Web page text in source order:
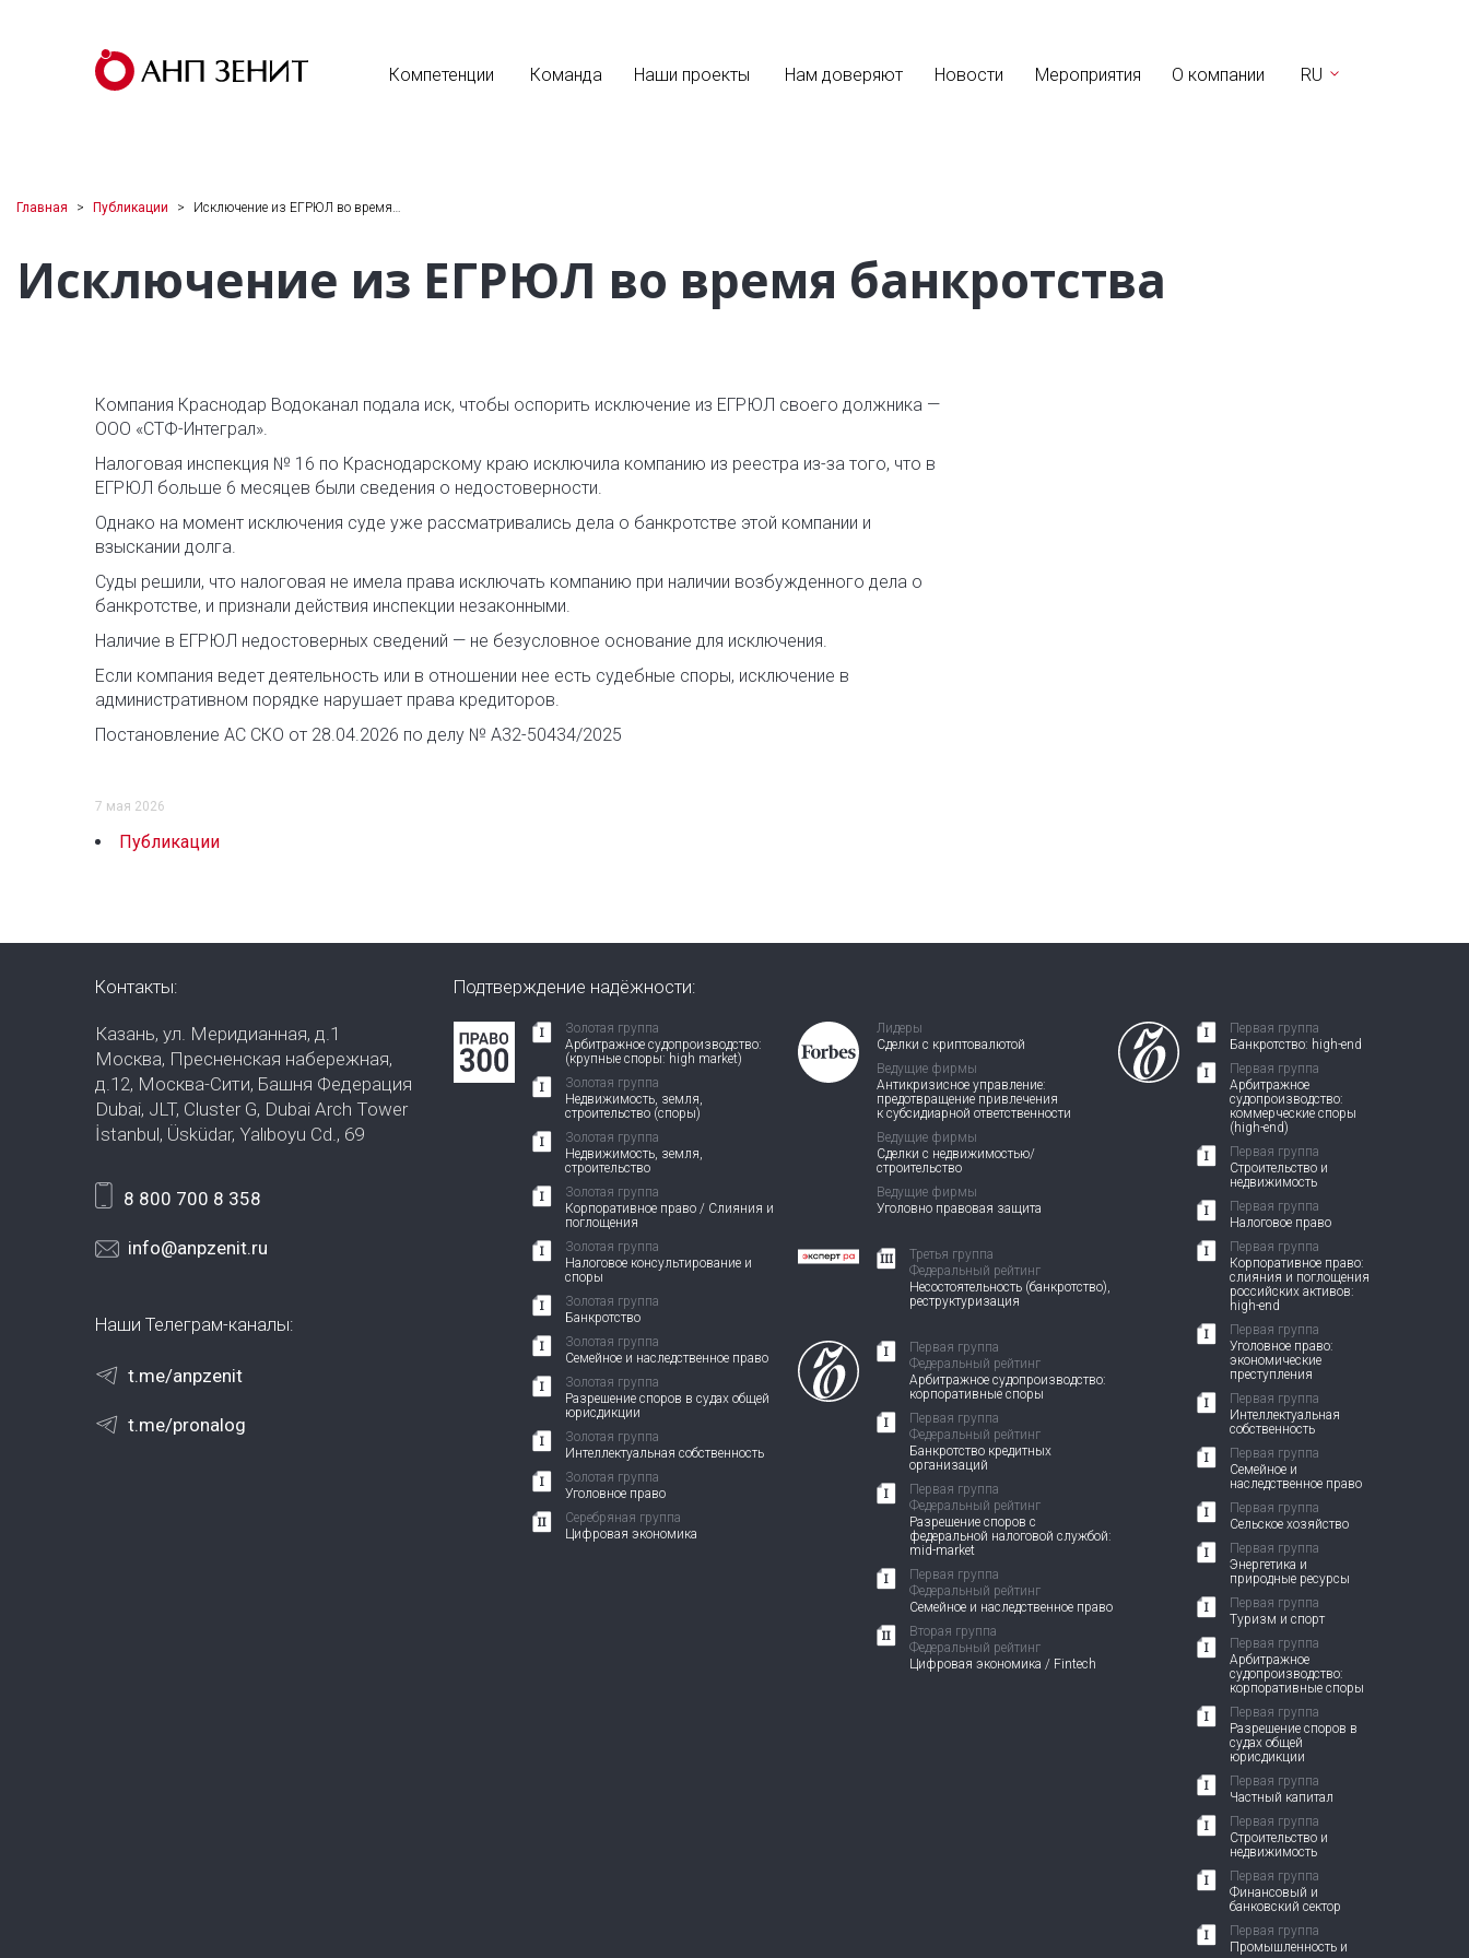
Компетенции Команда Наши проекты Нам доверяют Новости Мероприятия О компании RU
Главная Публикации Исключение из ЕГРЮЛ во время…
Исключение из ЕГРЮЛ во время банкротства
Компания Краснодар Водоканал подала иск, чтобы оспорить исключение из ЕГРЮЛ своего должника —
ООО «СТФ-Интеграл».
Налоговая инспекция № 16 по Краснодарскому краю исключила компанию из реестра из-за того, что в
ЕГРЮЛ больше 6 месяцев были сведения о недостоверности.
Однако на момент исключения суде уже рассматривались дела о банкротстве этой компании и
взыскании долга.
Суды решили, что налоговая не имела права исключать компанию при наличии возбужденного дела о
банкротстве, и признали действия инспекции незаконными.
Наличие в ЕГРЮЛ недостоверных сведений — не безусловное основание для исключения.
Если компания ведет деятельность или в отношении нее есть судебные споры, исключение в
административном порядке нарушает права кредиторов.
Постановление АС СКО от 28.04.2026 по делу № А32-50434/2025
7 мая 2026
Публикации
Контакты:
Казань, ул. Меридианная, д.1
Москва, Пресненская набережная,
д.12, Москва-Сити, Башня Федерация
Dubai, JLT, Cluster G, Dubai Arch Tower
İstanbul, Üsküdar, Yalıboyu Cd., 69
8 800 700 8 358
info@anpzenit.ru
Наши Телеграм-каналы:
t.me/anpzenit
t.me/pronalog
Подтверждение надёжности:
Золотая группа
Арбитражное судопроизводство:
(крупные споры: high market)
Золотая группа
Недвижимость, земля,
строительство (споры)
Золотая группа
Недвижимость, земля,
строительство
Золотая группа
Корпоративное право / Слияния и
поглощения
Золотая группа
Налоговое консультирование и
споры
Золотая группа
Банкротство
Золотая группа
Семейное и наследственное право
Золотая группа
Разрешение споров в судах общей
юрисдикции
Золотая группа
Интеллектуальная собственность
Золотая группа
Уголовное право
Серебряная группа
Цифровая экономика
Лидеры
Сделки с криптовалютой
Ведущие фирмы
Антикризисное управление:
предотвращение привлечения
к субсидиарной ответственности
Ведущие фирмы
Сделки с недвижимостью/
строительство
Ведущие фирмы
Уголовно правовая защита
Третья группа
Федеральный рейтинг
Несостоятельность (банкротство),
реструктуризация
Первая группа
Федеральный рейтинг
Арбитражное судопроизводство:
корпоративные споры
Первая группа
Федеральный рейтинг
Банкротство кредитных
организаций
Первая группа
Федеральный рейтинг
Разрешение споров с
федеральной налоговой службой:
mid-market
Первая группа
Федеральный рейтинг
Семейное и наследственное право
Вторая группа
Федеральный рейтинг
Цифровая экономика / Fintech
Первая группа
Банкротство: high-end
Первая группа
Арбитражное
судопроизводство:
коммерческие споры
(high-end)
Первая группа
Строительство и
недвижимость
Первая группа
Налоговое право
Первая группа
Корпоративное право:
слияния и поглощения
российских активов:
high-end
Первая группа
Уголовное право:
экономические
преступления
Первая группа
Интеллектуальная
собственность
Первая группа
Семейное и
наследственное право
Первая группа
Сельское хозяйство
Первая группа
Энергетика и
природные ресурсы
Первая группа
Туризм и спорт
Первая группа
Арбитражное
судопроизводство:
корпоративные споры
Первая группа
Разрешение споров в
судах общей
юрисдикции
Первая группа
Частный капитал
Первая группа
Строительство и
недвижимость
Первая группа
Финансовый и
банковский сектор
Первая группа
Промышленность и